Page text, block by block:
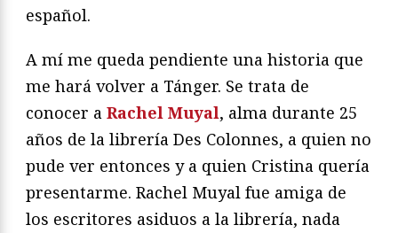
español.
A mí me queda pendiente una historia que
me hará volver a Tánger. Se trata de
conocer a Rachel Muyal, alma durante 25
años de la librería Des Colonnes, a quien no
pude ver entonces y a quien Cristina quería
presentarme. Rachel Muyal fue amiga de
los escritores asiduos a la librería, nada